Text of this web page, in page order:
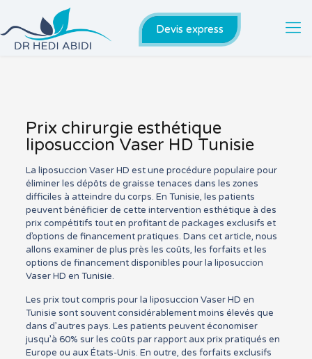
Devis express
Prix chirurgie esthétique
liposuccion Vaser HD Tunisie
La liposuccion Vaser HD est une procédure populaire pour
éliminer les dépôts de graisse tenaces dans les zones
difficiles à atteindre du corps. En Tunisie, les patients
peuvent bénéficier de cette intervention esthétique à des
prix compétitifs tout en profitant de packages exclusifs et
d’options de financement pratiques. Dans cet article, nous
allons examiner de plus près les coûts, les forfaits et les
options de financement disponibles pour la liposuccion
Vaser HD en Tunisie.
Les prix tout compris pour la liposuccion Vaser HD en
Tunisie sont souvent considérablement moins élevés que
dans d’autres pays. Les patients peuvent économiser
jusqu’à 60% sur les coûts par rapport aux prix pratiqués en
Europe ou aux États-Unis. En outre, des forfaits exclusifs